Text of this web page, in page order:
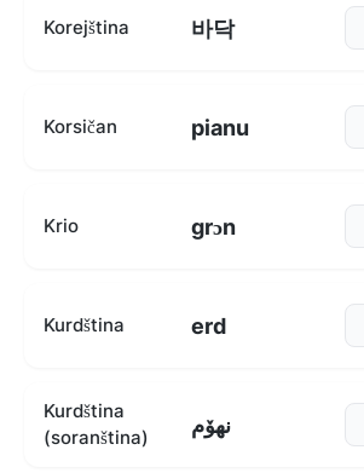
Korejština 바닥
Korsičan pianu
Krio grɔn
Kurdština erd
Kurdština
(soranština)
نهۆم